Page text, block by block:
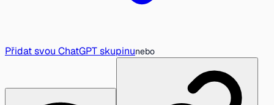
Přidat svou ChatGPT skupinunebo